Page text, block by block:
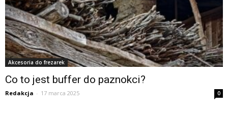
Akcesoria do frezarek
Co to jest buffer do paznokci?
Redakcja - 17 marca 2025 0